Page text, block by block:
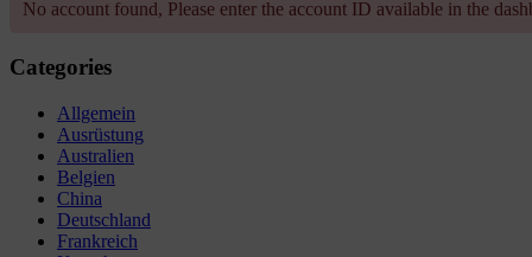
No account found, Please enter the account ID available in the
Categories
Allgemein
Ausrüstung
Australien
Belgien
China
Deutschland
Frankreich